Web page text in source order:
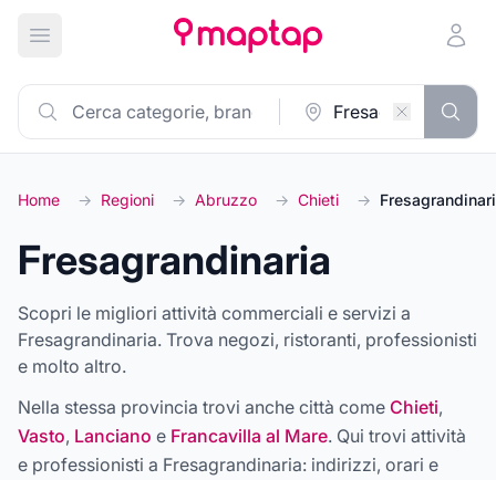
Apri menu principale
Home → Regioni → Abruzzo → Chieti →
Fresagrandinaria
Scopri le migliori attività commerciali e servizi a
Fresagrandinaria. Trova negozi, ristoranti, professionisti
e molto altro.
Nella stessa provincia trovi anche città come Chieti,
Vasto, Lanciano e Francavilla al Mare. Qui trovi attività
e professionisti a Fresagrandinaria: indirizzi, orari e